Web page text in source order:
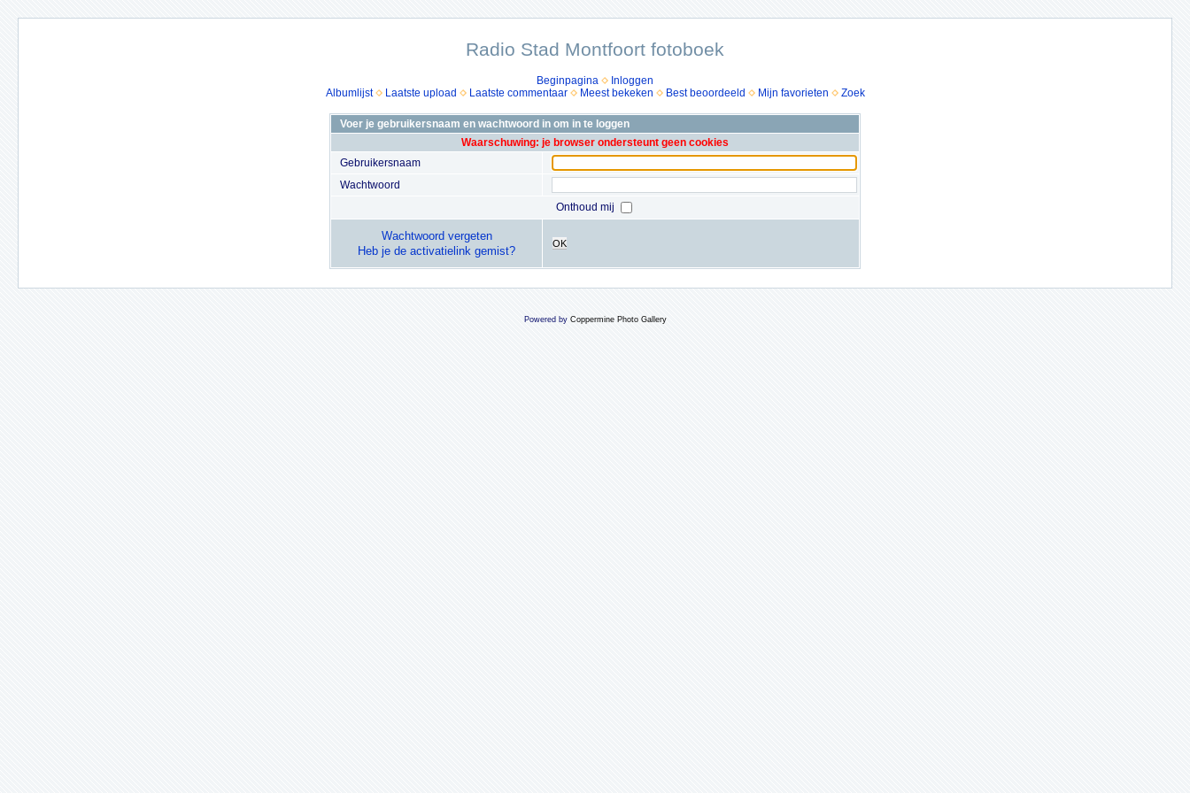
Radio Stad Montfoort fotoboek
Beginpagina
Inloggen
Albumlijst
Laatste upload Laatste commentaar Meest bekeken Best beoordeeld Mijn favorieten Zoek
Voer je gebruikersnaam en wachtwoord in om in te loggen
Waarschuwing: je browser ondersteunt geen cookies
Gebruikersnaam
Wachtwoord
Onthoud mij
Wachtwoord vergeten
Heb je de activatielink gemist?
OK
Powered by Coppermine Photo Gallery